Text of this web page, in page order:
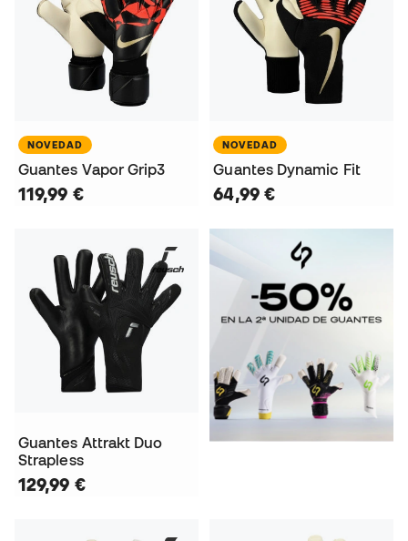
NOVEDAD
Guantes Vapor Grip3
119,99 €
NOVEDAD
Guantes Dynamic Fit
64,99 €
Guantes Attrakt Duo
Strapless
129,99 €